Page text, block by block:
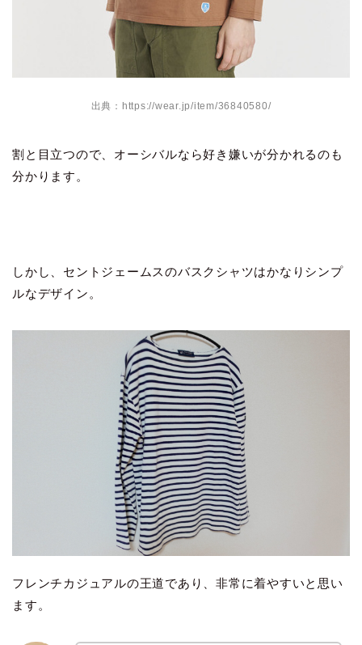
出典：https://wear.jp/item/36840580/
割と目立つので、オーシバルなら好き嫌いが分かれるのも
分かります。
しかし、セントジェームスのバスクシャツはかなりシンプ
ルなデザイン。
フレンチカジュアルの王道であり、非常に着やすいと思い
ます。